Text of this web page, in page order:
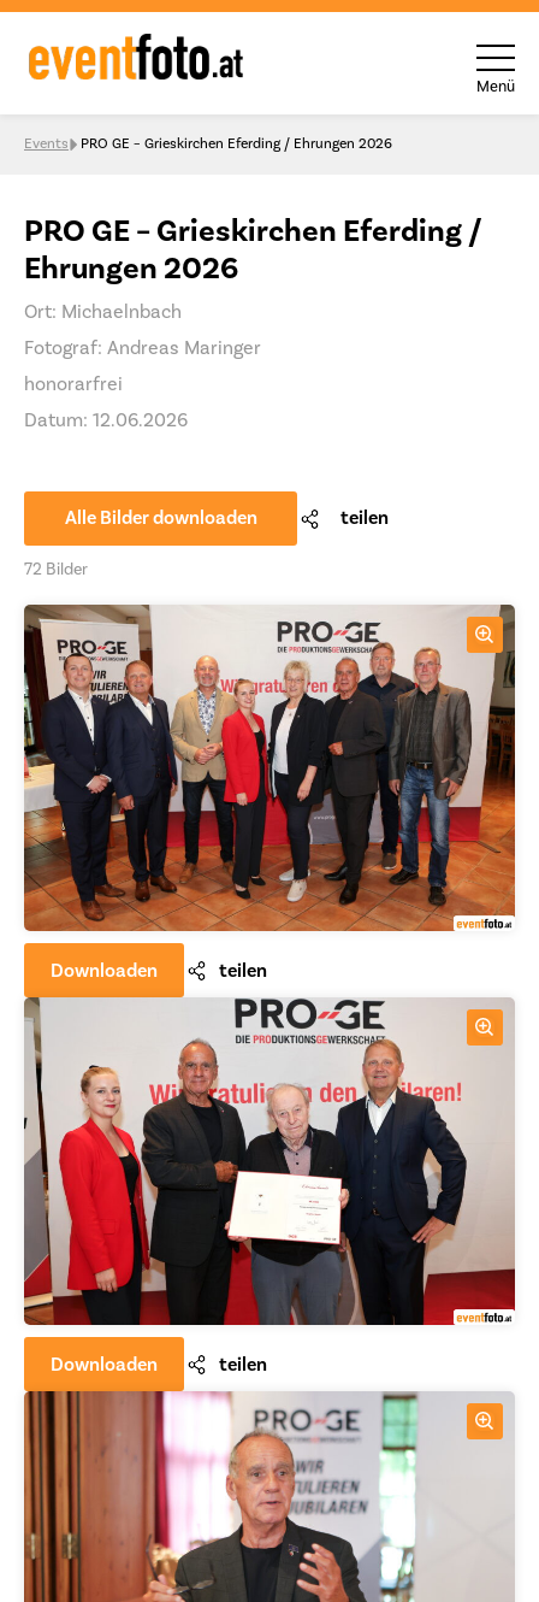
Skip to content
Menü
Events PRO GE – Grieskirchen Eferding / Ehrungen 2026
PRO GE – Grieskirchen Eferding /
Ehrungen 2026
Ort: Michaelnbach
Fotograf: Andreas Maringer
honorarfrei
Datum: 12.06.2026
Alle Bilder downloaden teilen
72 Bilder
Downloaden teilen
Downloaden teilen